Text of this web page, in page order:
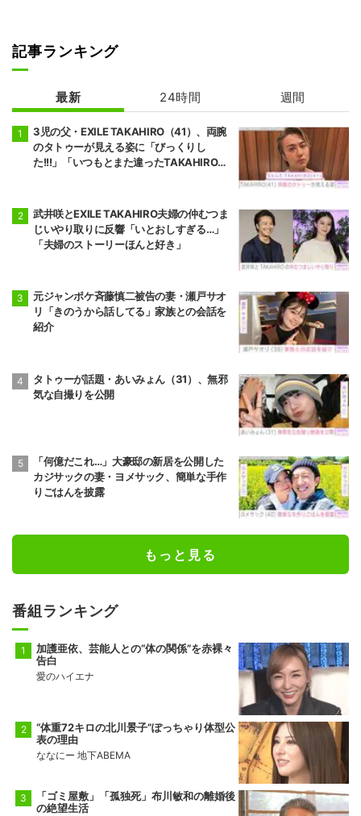
記事ランキング
最新 24時間 週間
3児の父・EXILE TAKAHIRO（41）、両腕
のタトゥーが見える姿に「びっくりし
た!!!」「いつもとまた違ったTAKAHIROさ
武井咲とEXILE TAKAHIRO夫婦の仲むつま
じいやり取りに反響「いとおしすぎる…」
「夫婦のストーリーほんと好き」
元ジャンポケ斉藤慎二被告の妻・瀬戸サオ
リ「きのうから話してる」家族との会話を
紹介
タトゥーが話題・あいみょん（31）、無邪
気な自撮りを公開
「何億だこれ…」大豪邸の新居を公開した
カジサックの妻・ヨメサック、簡単な手作
りごはんを披露
もっと見る
番組ランキング
加護亜依、芸能人との“体の関係”を赤裸々
告白
愛のハイエナ
“体重72キロの北川景子”ぽっちゃり体型公
表の理由
ななにー 地下ABEMA
「ゴミ屋敷」「孤独死」布川敏和の離婚後
の絶望生活